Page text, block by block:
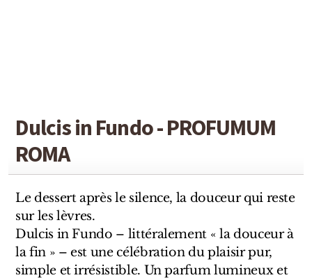
Dulcis in Fundo - PROFUMUM
ROMA
Le dessert après le silence, la douceur qui reste
sur les lèvres.
Dulcis in Fundo – littéralement « la douceur à
la fin » – est une célébration du plaisir pur,
simple et irrésistible. Un parfum lumineux et
Marques Italiennes
Eau D'Italie
Santa Maria Novella
Profumum Roma
Marques Suisses